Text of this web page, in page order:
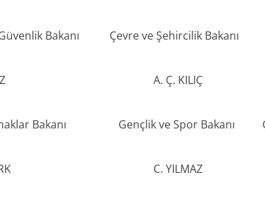
Güvenlik Bakanı Çevre ve
A. Ç.
Bakanı Gençlik ve Spor Bakanı
C.